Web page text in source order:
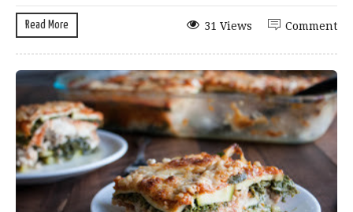
Read More Comment
31 Views